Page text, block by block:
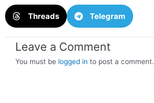
Threads Telegram
Leave a Comment
You must be logged in to post a comment.